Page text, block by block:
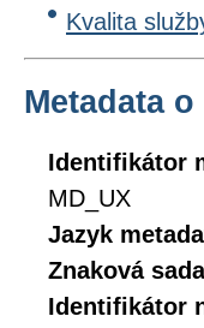
Kvalita
Metadata
Identifikátor
MD_UX
Jazyk
Znaková
Identifikátor